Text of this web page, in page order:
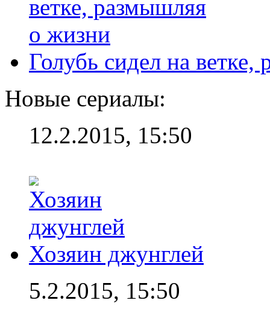
Голубь сидел на
Новые сериалы:
12.2.2015, 15:50
Хозяин джунглей
5.2.2015, 15:50